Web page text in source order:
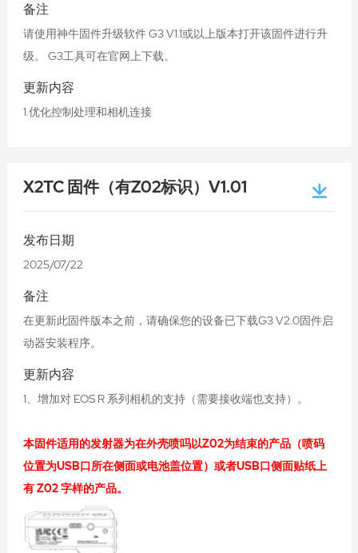
备注
请使用神牛固件升级软件 G3 V1.1或以上版本打开该固件进行升
级。 G3工具可在官网上下载。
更新内容
1.优化控制处理和相机连接
X2TC 固件（有Z02标识）V1.01
发布日期
2025/07/22
备注
在更新此固件版本之前，请确保您的设备已下载G3 V2.0固件启
动器安装程序。
更新内容
1、增加对 EOS R 系列相机的支持（需要接收端也支持）。
本固件适用的发射器为在外壳喷吗以Z02为结束的产品（喷码
位置为USB口所在侧面或电池盖位置）或者USB口侧面贴纸上
有 Z02 字样的产品。